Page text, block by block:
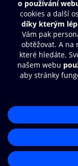
Moje O2 Knihovna
Další zábava
© O2 Czech Republic
Přístupnost
Zásady
Nastavení cookies